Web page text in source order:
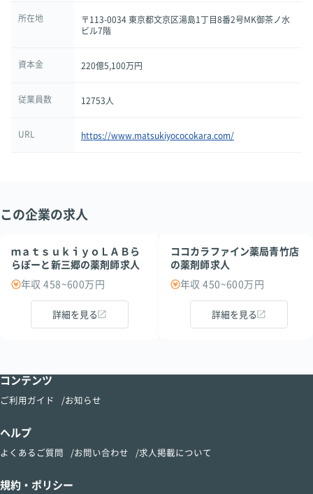
所在地
〒113-0034 東京都文京区湯島1丁目8番2号MK御茶ノ水
ビル7階
資本金 220億5,100万円
従業員数 12753人
URL https://www.matsukiyococokara.com/
この企業の求人
ｍａｔｓｕｋｉｙｏＬＡＢら
らぽーと新三郷の薬剤師求人
年収 458~600万円
詳細を見る
ココカラファイン薬局青竹店
の薬剤師求人
年収 450~600万円
詳細を見る
コンテンツ
ご利用ガイド お知らせ
ヘルプ
よくあるご質問 お問い合わせ 求人掲載について
規約・ポリシー